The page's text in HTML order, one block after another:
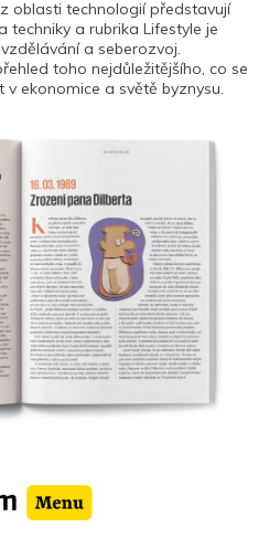
oblasti technologií představují
techniky a rubrika Lifestyle je
a seberozvoj.
toho nejdůležitějšího, co se
ekonomice a světě byznysu.